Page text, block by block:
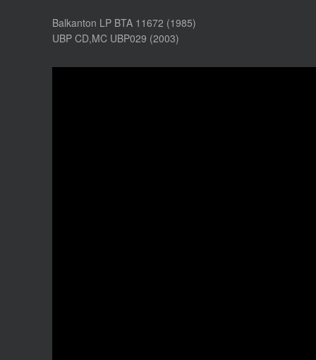
Balkanton LP BTA 11672 (1985)
UBP CD,MC UBP029 (2003)